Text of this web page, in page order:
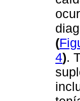
(
4).